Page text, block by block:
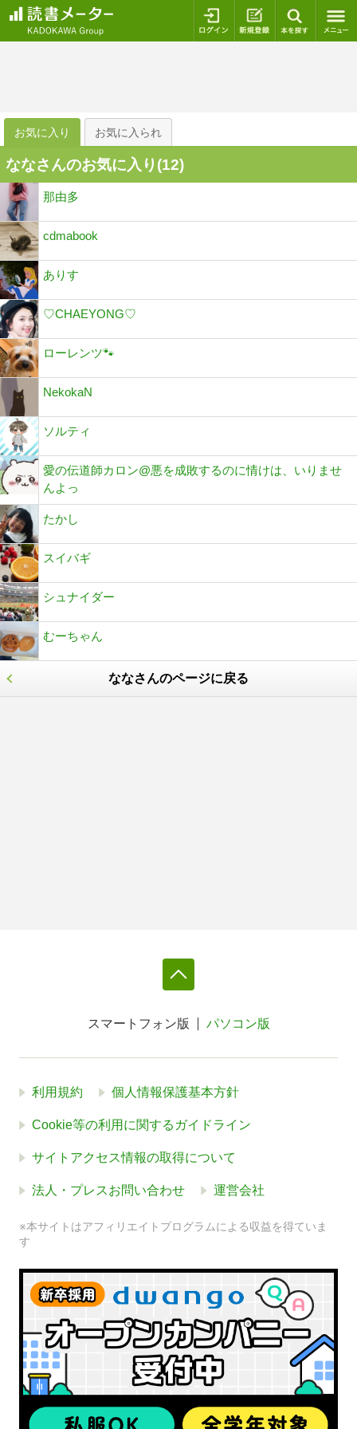
ログイン 新規登録
お気に入り お気に入られ
ななさんのお気に入り(12)
那由多
cdmabook
ありす
♡CHAEYONG♡
ローレンツ🐾
NekokaN
ソルティ
愛の伝道師カロン@悪を成敗するのに情けは、いりませ
んよっ
たかし
スイバギ
シュナイダー
むーちゃん
ななさんのページに戻る
スマートフォン版 パソコン版
利用規約 個人情報保護基本方針
Cookie等の利用に関するガイドライン
サイトアクセス情報の取得について
法人・プレスお問い合わせ 運営会社
※本サイトはアフィリエイトプログラムによる収益を得ていま
す